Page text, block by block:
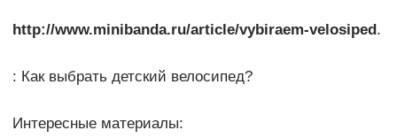
http://www.minibanda.ru/article/vybiraem-velosiped.
: Как выбрать детский велосипед?
Интересные материалы: